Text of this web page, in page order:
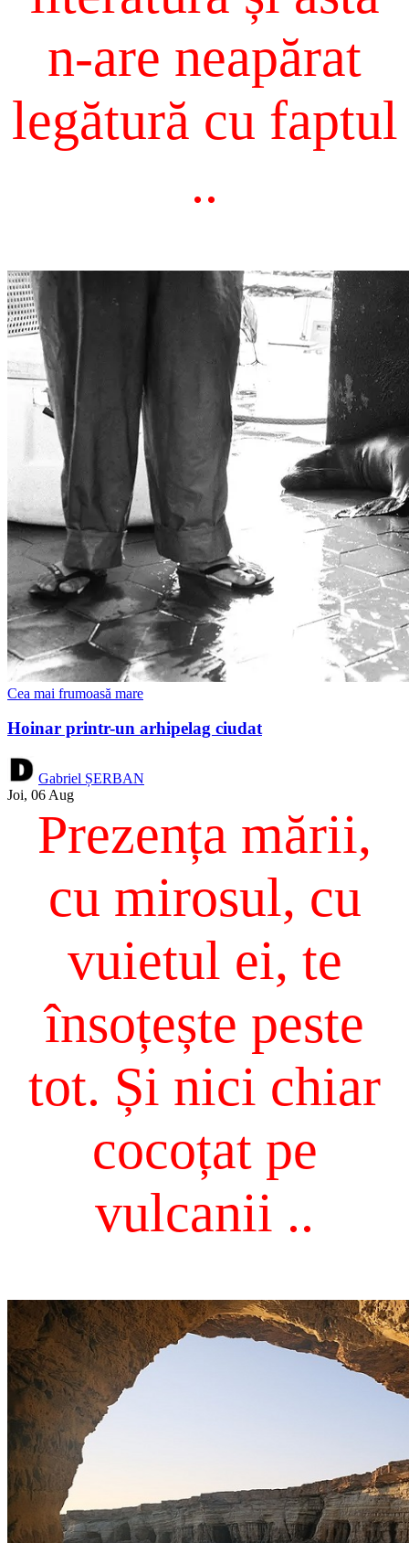
n-are neapărat
legătură cu faptul
..
Cea mai frumoasă mare
Hoinar printr-un arhipelag ciudat
Gabriel ȘERBAN
Joi, 06 Aug
Prezența mării,
cu mirosul, cu
vuietul ei, te
însoțește peste
tot. Și nici chiar
cocoțat pe
vulcanii ..